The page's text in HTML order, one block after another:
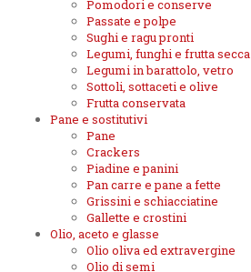
Pomodori e conserve
Passate e polpe
Sughi e ragu pronti
Legumi, funghi e frutta secca
Legumi in barattolo, vetro
Sottoli, sottaceti e olive
Frutta conservata
Pane e sostitutivi
Pane
Crackers
Piadine e panini
Pan carre e pane a fette
Grissini e schiacciatine
Gallette e crostini
Olio, aceto e glasse
Olio oliva ed extravergine
Olio di semi